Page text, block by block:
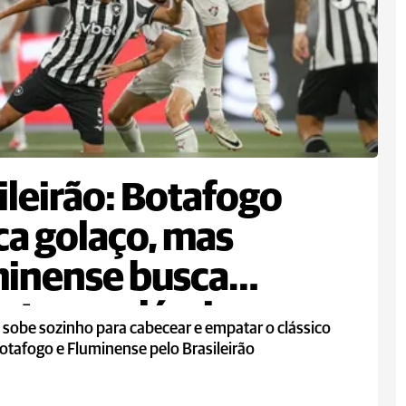
Botafogo
golaço, mas
busca
em clássico
sozinho para cabecear e empatar o clássico
e Fluminense pelo Brasileirão